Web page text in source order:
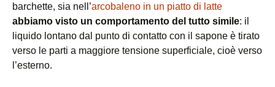
barchette, sia nell’arcobaleno in un piatto di latte
abbiamo visto un comportamento del tutto simile: il
liquido lontano dal punto di contatto con il sapone è tirato
verso le parti a maggiore tensione superficiale, cioè verso
l’esterno.